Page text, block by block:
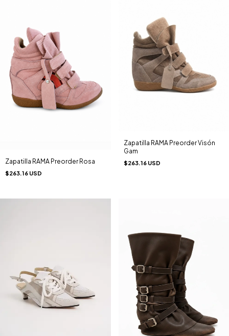
Zapatilla RAMA Preorder Rosa
$263.16 USD
Zapatilla RAMA Preorder Visón
Gam
$263.16 USD